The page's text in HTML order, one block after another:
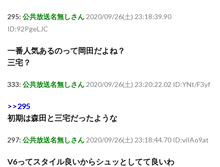
295: 公共放送名無しさん2020/09/26(土) 23:18:39.90
ID:92PgeLJC
一番人気あるのって岡田だよね？
三宅？
333: 公共放送名無しさん2020/09/26(土) 23:20:22.02 ID:YNt/F3yf
>>295
初期は森田と三宅だったような
297: 公共放送名無しさん2020/09/26(土) 23:18:44.70 ID:viIAo9at
V6ってスタイル良いからシュッとしてて良いわ